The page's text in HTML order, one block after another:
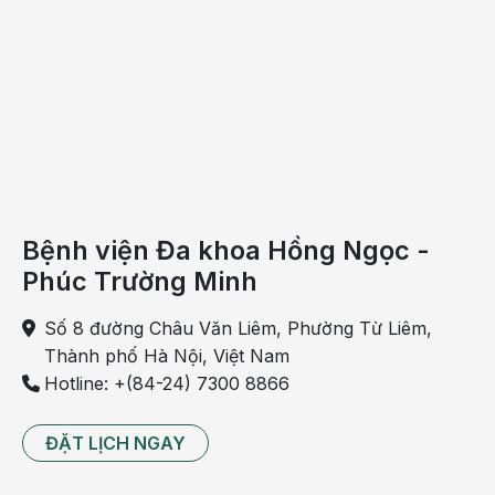
chóng mặt đau bụng
Bệnh viện Đa khoa Hồng Ngọc -
Phúc Trường Minh
Số 8 đường Châu Văn Liêm, Phường Từ Liêm,
Thành phố Hà Nội, Việt Nam
Hotline: +(84-24) 7300 8866
ĐẶT LỊCH NGAY